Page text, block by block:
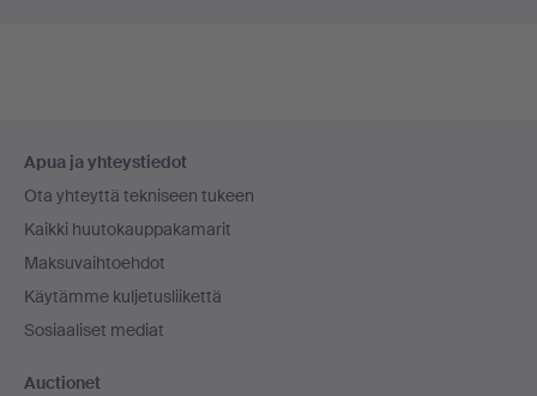
Apua ja yhteystiedot
Ota yhteyttä tekniseen tukeen
Kaikki huutokauppakamarit
Maksuvaihtoehdot
Käytämme kuljetusliikettä
Sosiaaliset mediat
Auctionet